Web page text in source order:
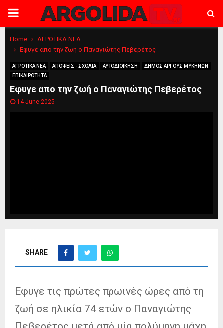
PRIMARY
MENU
Home
ΑΓΡΟΤΙΚΑ ΝΕΑ
Εφυγε απο την ζωή ο Παναγιώτης Πεβερέτος
ΑΓΡΟΤΙΚΑ ΝΕΑ ΑΠΟΨΕΙΣ - ΣΧΟΛΙΑ ΑΥΤΟΔΙΟΙΚΗΣΗ
ΔΗΜΟΣ ΑΡΓΟΥΣ ΜΥΚΗΝΩΝ
ΕΠΙΚΑΙΡΟΤΗΤΑ
Εφυγε απο την ζωή ο Παναγιώτης Πεβερέτος
14 June 2025
SHARE
Εφυγε τις πρώτες πρωινές ώρες από τη
ζωή σε ηλικία 74 ετών ο Παναγιώτης